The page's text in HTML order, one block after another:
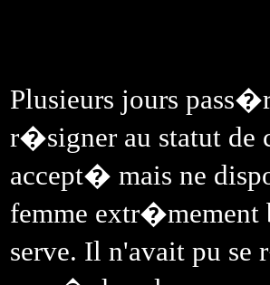
Plusieurs jours
r�signer au statut de
accept� mais ne
femme
serve. Il n'avait pu